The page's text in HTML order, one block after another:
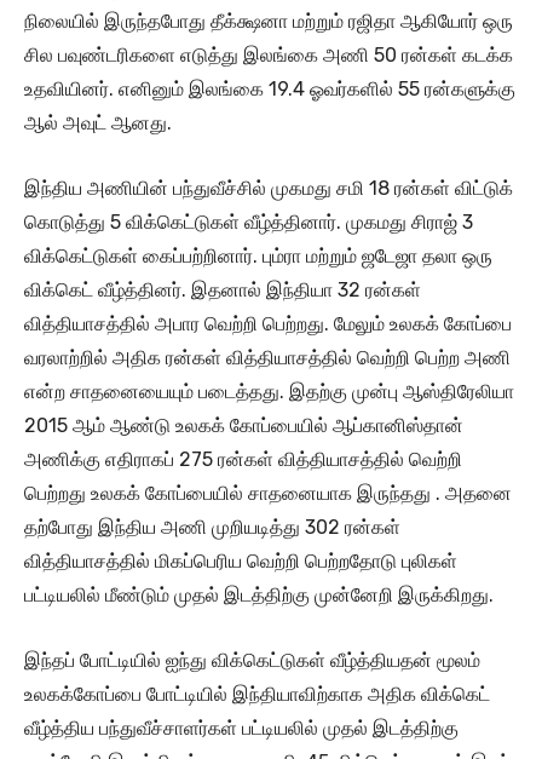
நிலையில் இருந்தபோது தீக்க்ஷனா மற்றும் ரஜிதா ஆகியோர் ஒரு
சில பவுண்டரிகளை எடுத்து இலங்கை அணி 50 ரன்கள் கடக்க
உதவியினர். எனினும் இலங்கை 19.4 ஓவர்களில் 55 ரன்களுக்கு
ஆல் அவுட் ஆனது.
இந்திய அணியின் பந்துவீச்சில் முகமது சமி 18 ரன்கள் விட்டுக்
கொடுத்து 5 விக்கெட்டுகள் வீழ்த்தினார். முகமது சிராஜ் 3
விக்கெட்டுகள் கைப்பற்றினார். பும்ரா மற்றும் ஜடேஜா தலா ஒரு
விக்கெட் வீழ்த்தினர். இதனால் இந்தியா 32 ரன்கள்
வித்தியாசத்தில் அபார வெற்றி பெற்றது. மேலும் உலகக் கோப்பை
வரலாற்றில் அதிக ரன்கள் வித்தியாசத்தில் வெற்றி பெற்ற அணி
என்ற சாதனையையும் படைத்தது. இதற்கு முன்பு ஆஸ்திரேலியா
2015 ஆம் ஆண்டு உலகக் கோப்பையில் ஆப்கானிஸ்தான்
அணிக்கு எதிராகப் 275 ரன்கள் வித்தியாசத்தில் வெற்றி
பெற்றது உலகக் கோப்பையில் சாதனையாக இருந்தது . அதனை
தற்போது இந்திய அணி முறியடித்து 302 ரன்கள்
வித்தியாசத்தில் மிகப்பெரிய வெற்றி பெற்றதோடு புலிகள்
பட்டியலில் மீண்டும் முதல் இடத்திற்கு முன்னேறி இருக்கிறது.
இந்தப் போட்டியில் ஐந்து விக்கெட்டுகள் வீழ்த்தியதன் மூலம்
உலகக்கோப்பை போட்டியில் இந்தியாவிற்காக அதிக விக்கெட்
வீழ்த்திய பந்துவீச்சாளர்கள் பட்டியலில் முதல் இடத்திற்கு